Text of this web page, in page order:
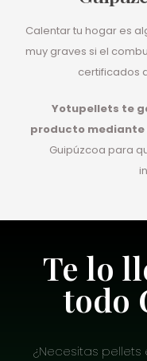
Calentar tu hogar es
muy graves si el
certificados
Yotupellets te
producto mediante
Guipúzcoa para
Te lo
todo
¿Necesitas pellets